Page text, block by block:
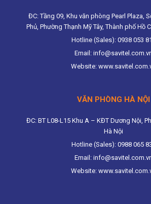
ĐC: Tầng 09, Khu văn phòng Pearl Plaza,
Phủ, Phường Thạnh Mỹ Tây, Thành phố Hồ
Hotline (Sales): 0938 053
Email:
Website:
VĂN PHÒNG HÀ NỘI
ĐC: BT L08-L15 Khu A – KĐT Dương Nội,
Hà Nội
Hotline (Sales): 0988 065
Email:
Website: